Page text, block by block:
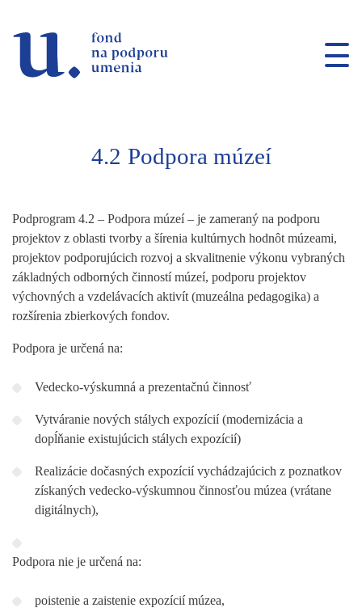
4.2 Podpora múzeí
Podprogram 4.2 – Podpora múzeí – je zameraný na podporu
projektov z oblasti tvorby a šírenia kultúrnych hodnôt múzeami,
projektov podporujúcich rozvoj a skvalitnenie výkonu vybraných
základných odborných činností múzeí, podporu projektov
výchovných a vzdelávacích aktivít (muzeálna pedagogika) a
rozšírenia zbierkových fondov.
Podpora je určená na:
Vedecko-výskumná a prezentačnú činnosť
Vytváranie nových stálych expozícií (modernizácia a
dopĺňanie existujúcich stálych expozícií)
Realizácie dočasných expozícií vychádzajúcich z poznatkov
získaných vedecko-výskumnou činnosťou múzea (vrátane
digitálnych),
Podpora nie je určená na:
poistenie a zaistenie expozícií múzea,